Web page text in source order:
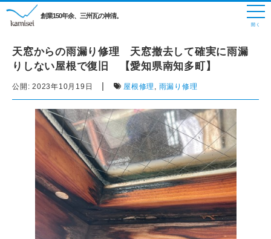
創業150年余、三州瓦の神清。
天窓からの雨漏り修理 天窓撤去して確実に雨漏
りしない屋根で復旧 【愛知県南知多町】
公開: 2023年10月19日 | 屋根修理 , 雨漏り修理